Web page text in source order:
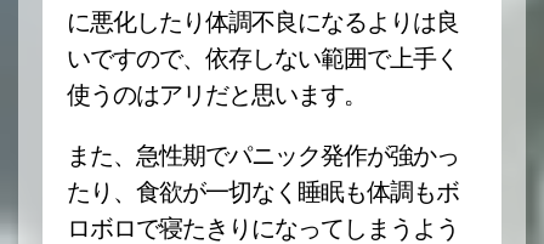
に悪化したり体調不良になるよりは良
いですので、依存しない範囲で上手く
使うのはアリだと思います。
また、急性期でパニック発作が強かっ
たり、食欲が一切なく睡眠も体調もボ
ロボロで寝たきりになってしまうよう